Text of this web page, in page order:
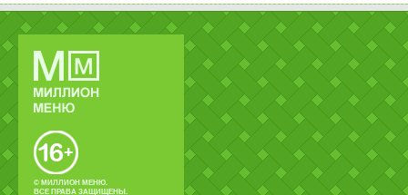
© МИЛЛИОН МЕНЮ.
ВСЕ ПРАВА ЗАЩИЩЕНЫ.